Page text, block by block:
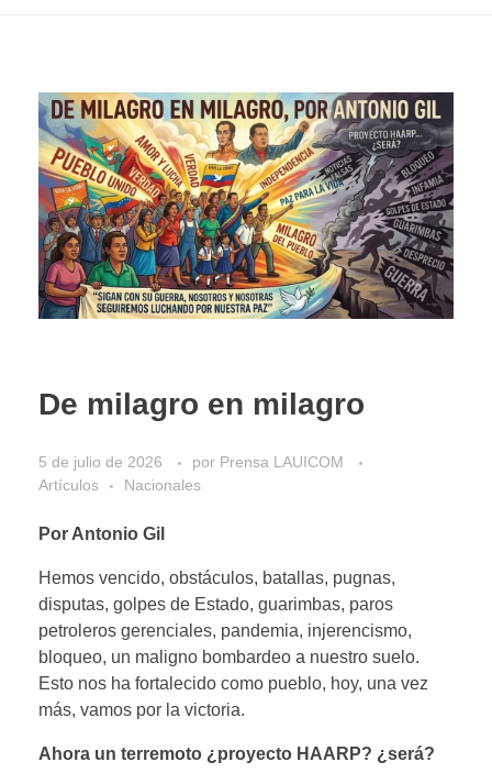
De milagro en milagro
5 de julio de 2026 por Prensa LAUICOM
Artículos
Nacionales
Por Antonio Gil
Hemos vencido, obstáculos, batallas, pugnas,
disputas, golpes de Estado, guarimbas, paros
petroleros gerenciales, pandemia, injerencismo,
bloqueo, un maligno bombardeo a nuestro suelo.
Esto nos ha fortalecido como pueblo, hoy, una vez
más, vamos por la victoria.
Ahora un terremoto ¿proyecto HAARP? ¿será?